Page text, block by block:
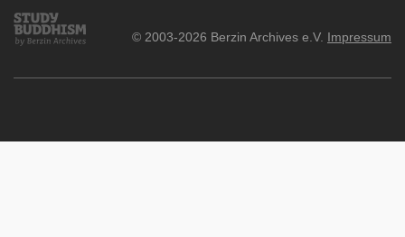
Study
Buddhism
© 2003-2026 Berzin Archives e.V. Impressum